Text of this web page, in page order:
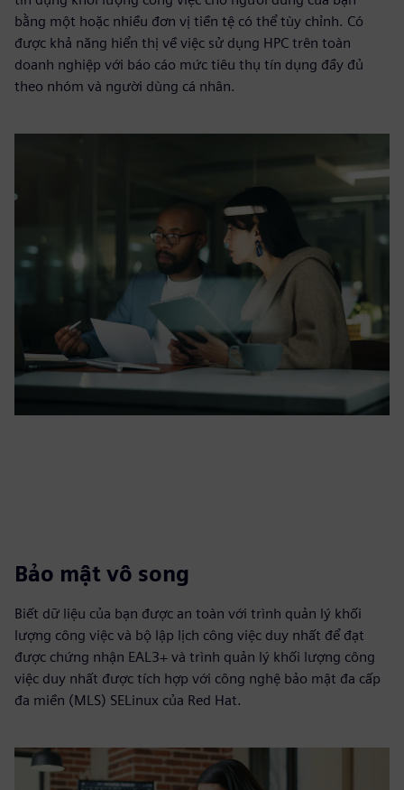
bằng một hoặc nhiều đơn vị tiền tệ có thể tùy chỉnh. Có
được khả năng hiển thị về việc sử dụng HPC trên toàn
doanh nghiệp với báo cáo mức tiêu thụ tín dụng đầy đủ
theo nhóm và người dùng cá nhân.
Bảo mật vô song
Biết dữ liệu của bạn được an toàn với trình quản lý khối
lượng công việc và bộ lập lịch công việc duy nhất để đạt
được chứng nhận EAL3+ và trình quản lý khối lượng công
việc duy nhất được tích hợp với công nghệ bảo mật đa cấp
đa miền (MLS) SELinux của Red Hat.